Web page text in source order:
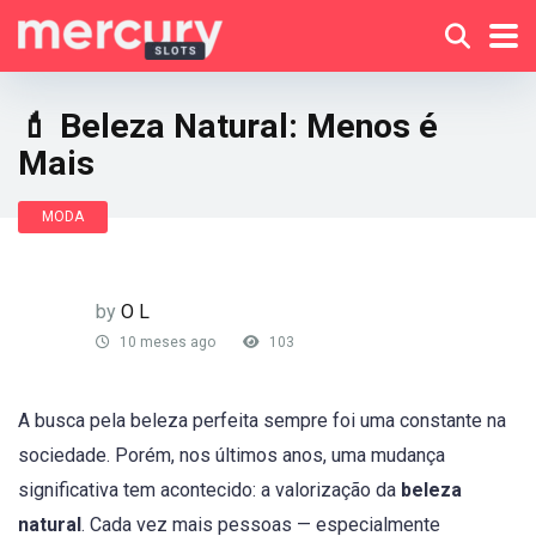
💄 Beleza Natural: Menos é
Mais
MODA
by O L
10 meses ago 103
A busca pela beleza perfeita sempre foi uma constante na
sociedade. Porém, nos últimos anos, uma mudança
significativa tem acontecido: a valorização da beleza
natural . Cada vez mais pessoas — especialmente